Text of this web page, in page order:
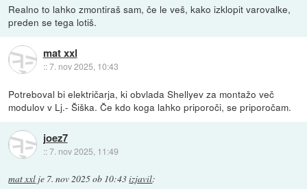
Realno to lahko zmontiraš sam, če le veš, kako izklopit varovalke,
preden se tega lotiš.
mat xxl
::7. nov 2025, 10:43
Potreboval bi električarja, ki obvlada Shellyev za montažo več
modulov v Lj.- Šiška. Če kdo koga lahko priporoči, se priporočam.
joez7
::7. nov 2025, 11:49
mat xxl je 7. nov 2025 ob 10:43izjavil: